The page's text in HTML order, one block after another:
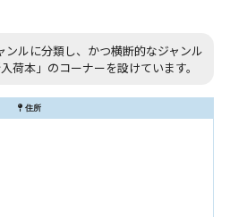
ンルに分類し、かつ横断的なジャンル
荷本」のコーナーを設けています。
住所